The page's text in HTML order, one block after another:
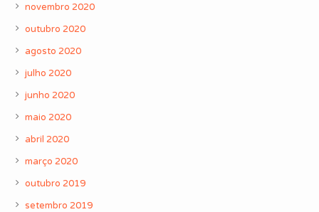
novembro 2020
outubro 2020
agosto 2020
julho 2020
junho 2020
maio 2020
abril 2020
março 2020
outubro 2019
setembro 2019